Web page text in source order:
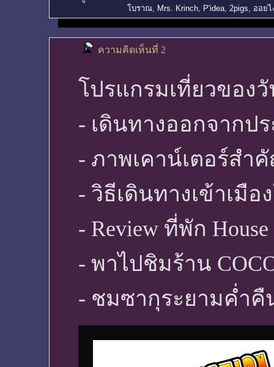
โบราณ, Mrs. Krinch, P'idea, 2pigs, ออยไ
ความคิดเห็นที่ 2
โปรแกรมเที่ยวของวั
- เดินทางออกจากป
- ภาพเคาน์เตอร์ส
- วิธีเดินทางเข้าเมื
- Review ที่พัก House
- พาไปชิมร้าน
- ชมซากุระยามค่ำคื